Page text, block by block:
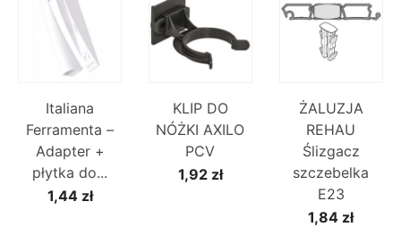
Italiana
Ferramenta –
Adapter +
płytka do...
1,44 zł
KLIP DO
NÓŻKI AXILO
PCV
1,92 zł
ŻALUZJA
REHAU
Ślizgacz
szczebelka
E23
1,84 zł